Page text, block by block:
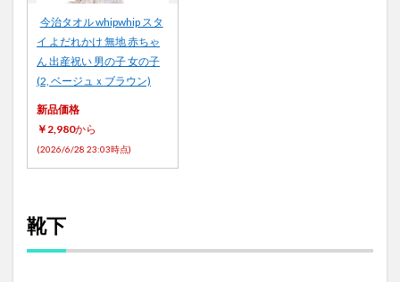
今治タオル whipwhip スタ
イ よだれかけ 無地 赤ちゃ
ん 出産祝い 男の子 女の子
(2, ベージュｘブラウン)
新品価格
￥2,980から
(2026/6/28 23:03時点)
靴下